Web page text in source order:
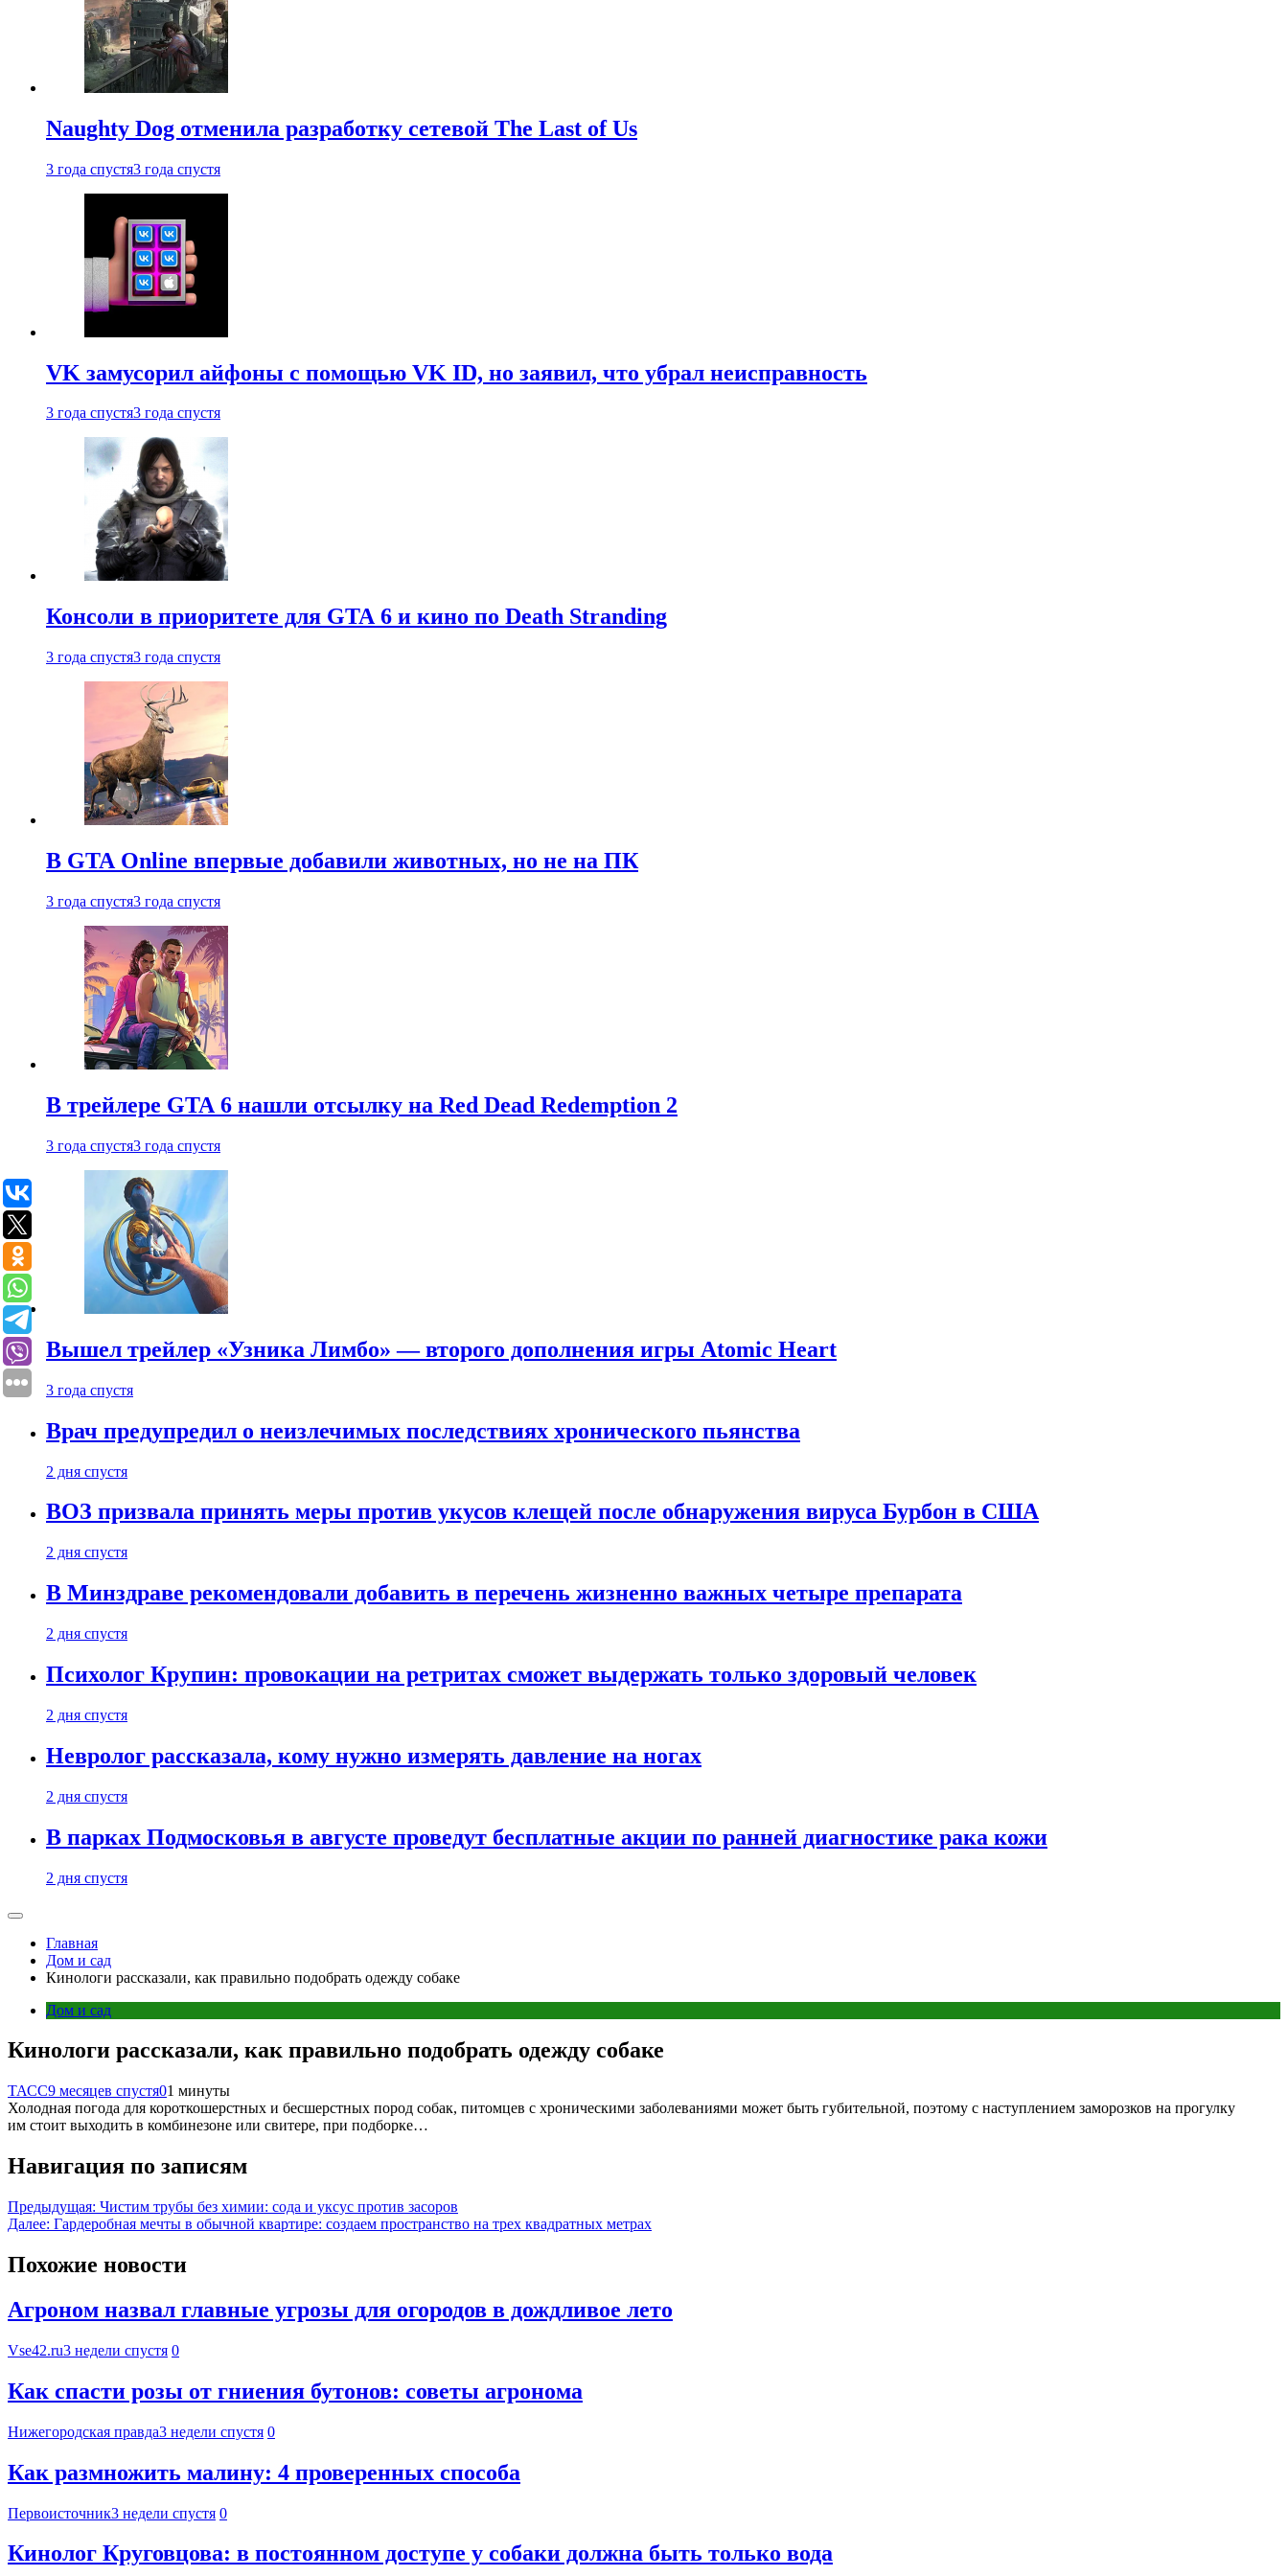
Naughty Dog отменила разработку сетевой The Last of Us
3 года спустя3 года спустя
VK замусорил айфоны с помощью VK ID, но заявил, что убрал неисправность
3 года спустя3 года спустя
Консоли в приоритете для GTA 6 и кино по Death Stranding
3 года спустя3 года спустя
В GTA Online впервые добавили животных, но не на ПК
3 года спустя3 года спустя
В трейлере GTA 6 нашли отсылку на Red Dead Redemption 2
3 года спустя3 года спустя
Вышел трейлер «Узника Лимбо» — второго дополнения игры Atomic Heart
3 года спустя
Врач предупредил о неизлечимых последствиях хронического пьянства
2 дня спустя
ВОЗ призвала принять меры против укусов клещей после обнаружения вируса Бурбон в США
2 дня спустя
В Минздраве рекомендовали добавить в перечень жизненно важных четыре препарата
2 дня спустя
Психолог Крупин: провокации на ретритах сможет выдержать только здоровый человек
2 дня спустя
Невролог рассказала, кому нужно измерять давление на ногах
2 дня спустя
В парках Подмосковья в августе проведут бесплатные акции по ранней диагностике рака кожи
2 дня спустя
Главная
Дом и сад
Кинологи рассказали, как правильно подобрать одежду собаке
Дом и сад
Кинологи рассказали, как правильно подобрать одежду собаке
ТАСС9 месяцев спустя01 минуты
Холодная погода для короткошерстных и бесшерстных пород собак, питомцев с хроническими заболеваниями может быть губительной, поэтому с наступлением заморозков на прогулку
им стоит выходить в комбинезоне или свитере, при подборке…
Навигация по записям
Предыдущая: Чистим трубы без химии: сода и уксус против засоров
Далее: Гардеробная мечты в обычной квартире: создаем пространство на трех квадратных метрах
Похожие новости
Агроном назвал главные угрозы для огородов в дождливое лето
Vse42.ru3 недели спустя 0
Как спасти розы от гниения бутонов: советы агронома
Нижегородская правда3 недели спустя 0
Как размножить малину: 4 проверенных способа
Первоисточник3 недели спустя 0
Кинолог Круговцова: в постоянном доступе у собаки должна быть только вода